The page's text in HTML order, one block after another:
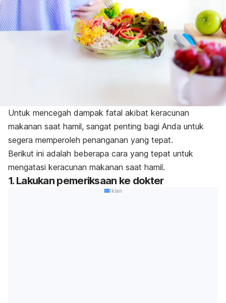
Untuk mencegah dampak fatal akibat keracunan
makanan saat hamil, sangat penting bagi Anda untuk
segera memperoleh penanganan yang tepat.
Berikut ini adalah beberapa cara yang tepat untuk
mengatasi keracunan makanan saat hamil.
1. Lakukan pemeriksaan ke dokter
Iklan